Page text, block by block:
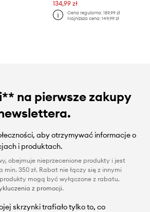
134,99 zł
Cena regularna: 189,99 zł
Najniższa cena: 149,99 zł
na pierwsze zakupy
aby otrzymywać informacje o
i produktach.
obejmuje nieprzecenione produkty i jest
350 zł. Rabat nie łączy się z innymi
mogą być wyłączone z rabatu.
z promocji.
skrzynki trafiało tylko to, co